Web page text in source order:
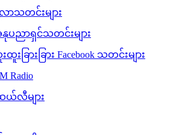
ာသတင်းများ
ပညာရှင်သတင်းများ
ထူးခြားခြား Facebook သတင်းများ
Radio
ယ်လီများ